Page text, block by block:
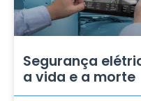
Segurança
a vida e a morte